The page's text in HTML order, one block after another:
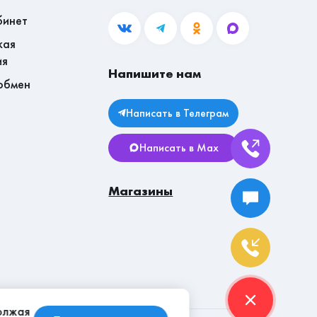
Напишите нам
Написать в Телеграм
Написать в Max
Магазины